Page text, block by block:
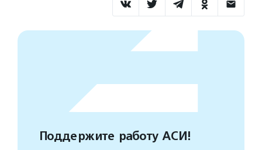
Поддержите работу АСИ!